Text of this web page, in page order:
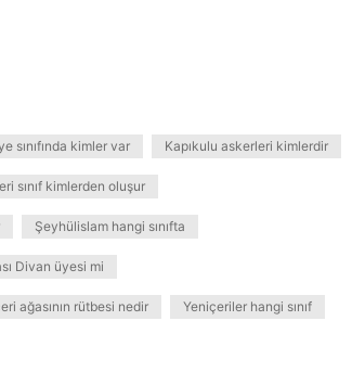
sınıfında kimler var Kapıkulu askerleri kimlerdir
sınıf kimlerden oluşur
Şeyhülislam hangi sınıfta
Divan üyesi mi
ağasının rütbesi nedir Yeniçeriler hangi sınıf